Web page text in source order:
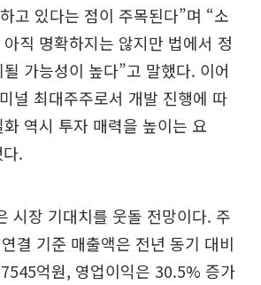
고 있다는 점이 주목된다”며 “소
직 명확하지는 않지만 법에서 정
가능성이 높다”고 말했다. 이어
널 최대주주로서 개발 진행에 따
역시 투자 매력을 높이는 요
.
시장 기대치를 웃돌 전망이다. 주
결 기준 매출액은 전년 동기 대비
억원, 영업이익은 30.5% 증가